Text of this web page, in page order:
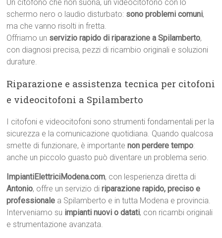
Un citofono che non suona, un videocitofono con lo
schermo nero o laudio disturbato: sono problemi comuni,
ma che vanno risolti in fretta.
Offriamo un servizio rapido di riparazione a Spilamberto,
con diagnosi precisa, pezzi di ricambio originali e soluzioni
durature.
Riparazione e assistenza tecnica per citofoni
e videocitofoni a Spilamberto
I citofoni e videocitofoni sono strumenti fondamentali per la
sicurezza e la comunicazione quotidiana. Quando qualcosa
smette di funzionare, è importantenon perdere tempo:
anche un piccolo guasto può diventare un problema serio.
ImpiantiElettriciModena.com, con lesperienza diretta di
Antonio, offre un servizio diriparazione rapido, preciso e
professionale a Spilamberto e in tutta Modena e provincia.
Interveniamo su impianti nuovi o datati, con ricambi originali
e strumentazione avanzata.